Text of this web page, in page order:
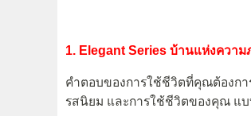
1. Elegant Series บ้านแห่งความ
คำตอบของการใช้ชีวิตที่คุณต้องกา
รสนิยม และการใช้ชีวิตของคุณ แบ